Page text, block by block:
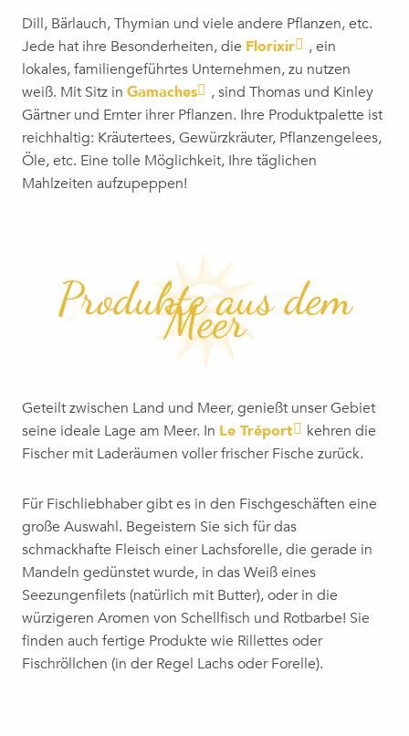
Dill, Bärlauch, Thymian und viele andere Pflanzen, etc.
Jede hat ihre Besonderheiten, die Florixir
, ein
lokales, familiengeführtes Unternehmen, zu nutzen
weiß. Mit Sitz in Gamaches
, sind Thomas und Kinley
Gärtner und Ernter ihrer Pflanzen. Ihre Produktpalette ist
reichhaltig: Kräutertees, Gewürzkräuter, Pflanzengelees,
Öle, etc. Eine tolle Möglichkeit, Ihre täglichen
Mahlzeiten aufzupeppen!
Produkte aus dem
Meer
Geteilt zwischen Land und Meer, genießt unser Gebiet
seine ideale Lage am Meer. In Le Tréport
kehren die
Fischer mit Laderäumen voller frischer Fische zurück.
Für Fischliebhaber gibt es in den Fischgeschäften eine
große Auswahl. Begeistern Sie sich für das
schmackhafte Fleisch einer Lachsforelle, die gerade in
Mandeln gedünstet wurde, in das Weiß eines
Seezungenfilets (natürlich mit Butter), oder in die
würzigeren Aromen von Schellfisch und Rotbarbe! Sie
finden auch fertige Produkte wie Rillettes oder
Fischröllchen (in der Regel Lachs oder Forelle).